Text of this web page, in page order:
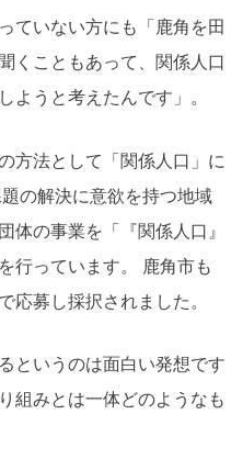
ていない方にも「鹿角を田
くこともあって、関係人口
ようと考えたんです」。
方法として「関係人口」に
の解決に意欲を持つ地域
体の事業を「『関係人口』
行っています。
鹿角市も
応募し採択されました。
というのは面白い発想です
組みとは一体どのようなも